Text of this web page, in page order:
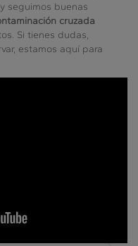
seguimos buenas
cruzada
Si tienes dudas,
estamos aquí para